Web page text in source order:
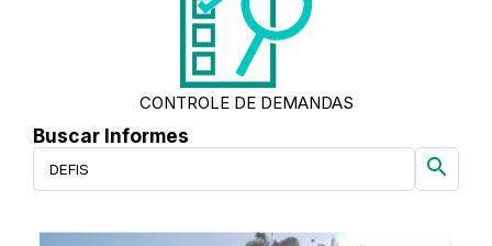
CONTROLE DE DEMANDAS
Buscar Informes
search